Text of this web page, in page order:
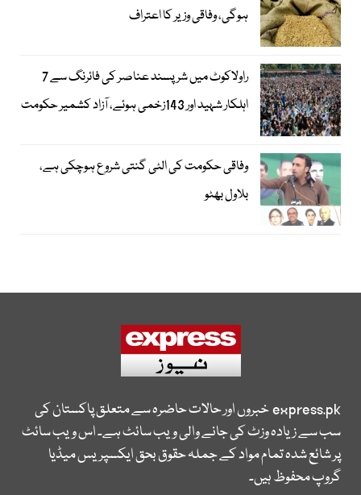
ہوگی، وفاقی وزیر کا اعتراف
راولاکوٹ میں شرپسند عناصر کی فائرنگ سے 7
اہلکار شہید اور 143زخمی ہوئے، آزاد کشمیر حکومت
وفاقی حکومت کی الٹی گنتی شروع ہوچکی ہے،
بلاول بھٹو
express.pkخبروں اور حالات حاضرہ سے متعلق پاکستان کی
سب سے زیادہ وزٹ کی جانے والی ویب سائٹ ہے۔ اس ویب سائٹ
پر شائع شدہ تمام مواد کے جملہ حقوق بحق ایکسپریس میڈیا
گروپ محفوظ ہیں۔